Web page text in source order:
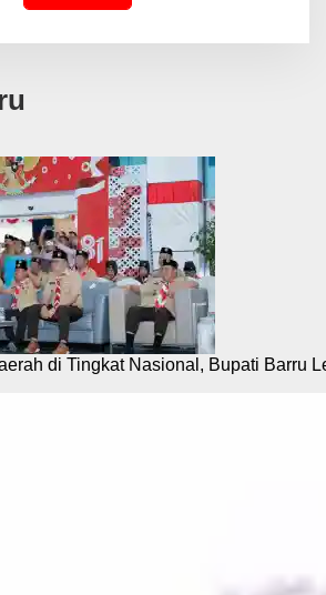
di Tingkat Nasional, Bupati Barru